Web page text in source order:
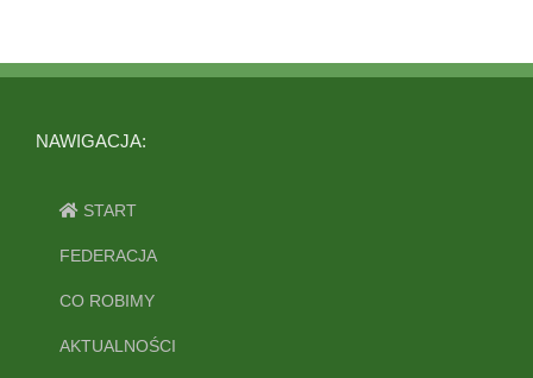
NAWIGACJA:
START
FEDERACJA
CO ROBIMY
AKTUALNOŚCI